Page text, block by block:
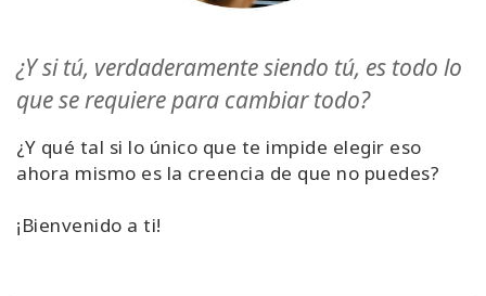
¿Y si tú, verdaderamente siendo tú, es todo lo
que se requiere para cambiar todo?
¿Y qué tal si lo único que te impide elegir eso
ahora mismo es la creencia de que no puedes?
¡Bienvenido a ti!